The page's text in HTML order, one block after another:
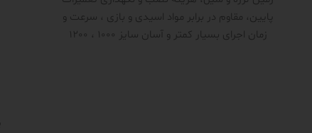
پایین، مقاوم در برابر مواد اسیدی و بازی ، سرعت و
زمان اجرای بسیار کمتر و آسان سایز 1000 ، 1200